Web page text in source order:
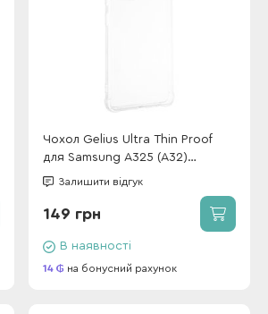
Чохол Gelius Ultra Thin Proof
для Samsung A325 (A32)
Transparent
Залишити відгук
149 грн
В наявності
14 на бонусний рахунок